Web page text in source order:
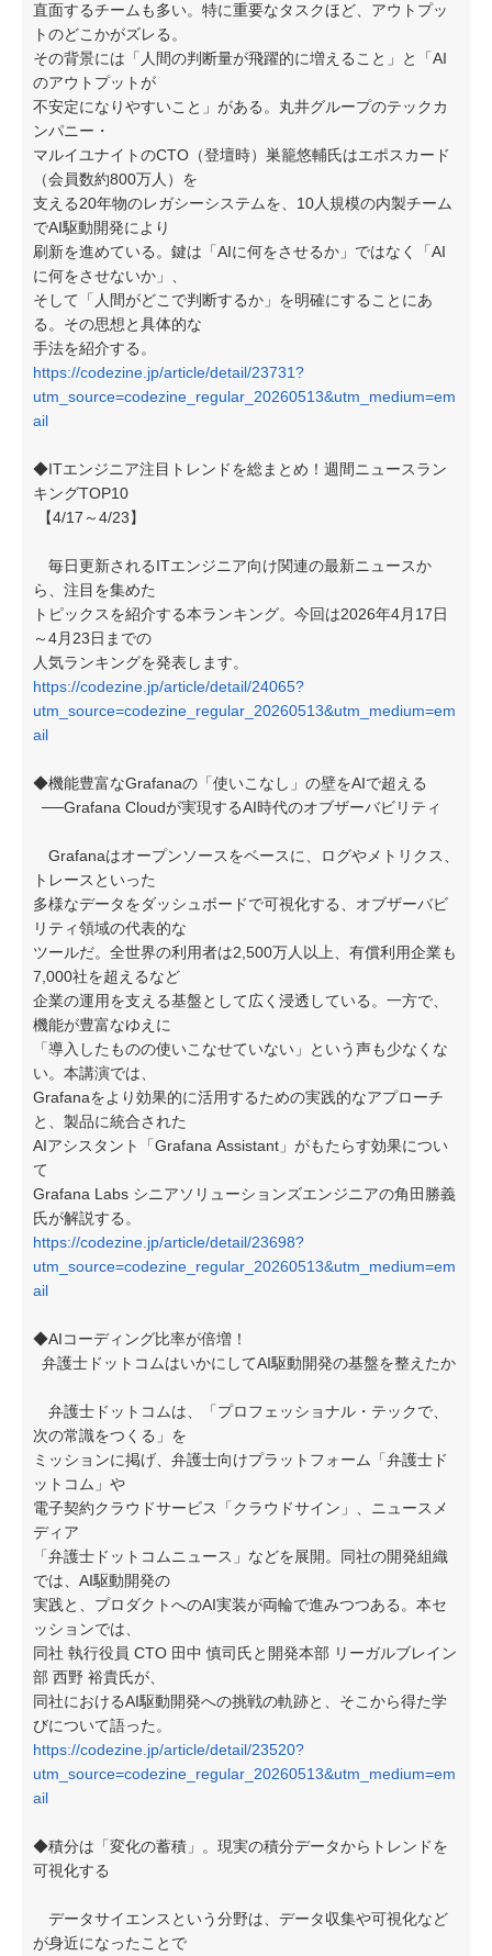
直面するチームも多い。特に重要なタスクほど、アウトプッ
トのどこかがズレる。
その背景には「人間の判断量が飛躍的に増えること」と「AI
のアウトプットが
不安定になりやすいこと」がある。丸井グループのテックカ
ンパニー・
マルイユナイトのCTO（登壇時）巣籠悠輔氏はエポスカード
（会員数約800万人）を
支える20年物のレガシーシステムを、10人規模の内製チーム
でAI駆動開発により
刷新を進めている。鍵は「AIに何をさせるか」ではなく「AI
に何をさせないか」、
そして「人間がどこで判断するか」を明確にすることにあ
る。その思想と具体的な
手法を紹介する。
https://codezine.jp/article/detail/23731?
utm_source=codezine_regular_20260513&utm_medium=em
ail
◆ITエンジニア注目トレンドを総まとめ！週間ニュースラン
キングTOP10
【4/17～4/23】
毎日更新されるITエンジニア向け関連の最新ニュースか
ら、注目を集めた
トピックスを紹介する本ランキング。今回は2026年4月17日
～4月23日までの
人気ランキングを発表します。
https://codezine.jp/article/detail/24065?
utm_source=codezine_regular_20260513&utm_medium=em
ail
◆機能豊富なGrafanaの「使いこなし」の壁をAIで超える
──Grafana Cloudが実現するAI時代のオブザーバビリティ
Grafanaはオープンソースをベースに、ログやメトリクス、
トレースといった
多様なデータをダッシュボードで可視化する、オブザーバビ
リティ領域の代表的な
ツールだ。全世界の利用者は2,500万人以上、有償利用企業も
7,000社を超えるなど
企業の運用を支える基盤として広く浸透している。一方で、
機能が豊富なゆえに
「導入したものの使いこなせていない」という声も少なくな
い。本講演では、
Grafanaをより効果的に活用するための実践的なアプローチ
と、製品に統合された
AIアシスタント「Grafana Assistant」がもたらす効果につい
て
Grafana Labs シニアソリューションズエンジニアの角田勝義
氏が解説する。
https://codezine.jp/article/detail/23698?
utm_source=codezine_regular_20260513&utm_medium=em
ail
◆AIコーディング比率が倍増！
弁護士ドットコムはいかにしてAI駆動開発の基盤を整えたか
弁護士ドットコムは、「プロフェッショナル・テックで、
次の常識をつくる」を
ミッションに掲げ、弁護士向けプラットフォーム「弁護士ド
ットコム」や
電子契約クラウドサービス「クラウドサイン」、ニュースメ
ディア
「弁護士ドットコムニュース」などを展開。同社の開発組織
では、AI駆動開発の
実践と、プロダクトへのAI実装が両輪で進みつつある。本セ
ッションでは、
同社 執行役員 CTO 田中 慎司氏と開発本部 リーガルブレイン
部 西野 裕貴氏が、
同社におけるAI駆動開発への挑戦の軌跡と、そこから得た学
びについて語った。
https://codezine.jp/article/detail/23520?
utm_source=codezine_regular_20260513&utm_medium=em
ail
◆積分は「変化の蓄積」。現実の積分データからトレンドを
可視化する
データサイエンスという分野は、データ収集や可視化など
が身近になったことで